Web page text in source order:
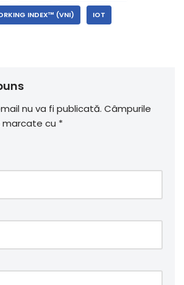
INDEX™ (VNI) IOT
nu va fi publicată. Câmpurile
marcate cu *